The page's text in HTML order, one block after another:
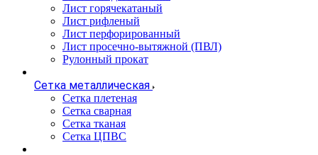
Лист горячекатаный
Лист рифленый
Лист перфорированный
Лист просечно-вытяжной (ПВЛ)
Рулонный прокат
Сетка металлическая
Сетка плетеная
Сетка сварная
Сетка тканая
Сетка ЦПВС